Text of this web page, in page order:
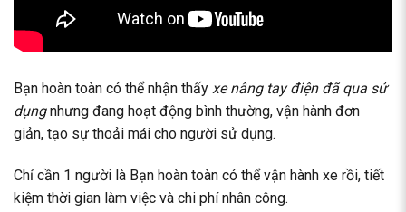
Bạn hoàn toàn có thể nhận thấy xe nâng tay điện đã qua sử
dụngnhưng đang hoạt động bình thường, vận hành đơn
giản, tạo sự thoải mái cho người sử dụng.
Chỉ cần 1 người là Bạn hoàn toàn có thể vận hành xe rồi, tiết
kiệm thời gian làm việc và chi phí nhân công.